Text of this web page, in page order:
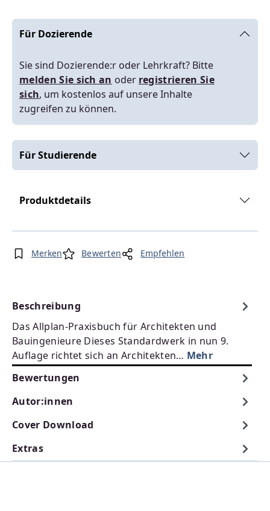
Für Dozierende
Sie sind Dozierende:r oder Lehrkraft? Bitte
melden Sie sich an oder registrieren Sie
sich, um kostenlos auf unsere Inhalte
zugreifen zu können.
Für Studierende
Produktdetails
Merken Bewerten Empfehlen
Beschreibung
Das Allplan-Praxisbuch für Architekten und
Bauingenieure Dieses Standardwerk in nun 9.
Auflage richtet sich an Architekten… Mehr
Bewertungen
Autor:innen
Cover Download
Extras